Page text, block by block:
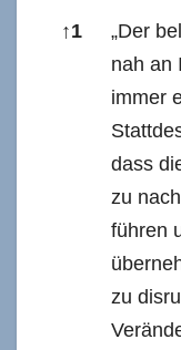
↑1
„Der
nah an
immer
dass
zu
führen
zu